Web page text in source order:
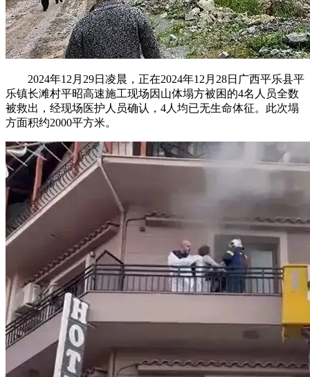
2024年12月29日凌晨，正在2024年12月28日广西平乐县平
乐镇长滩村平昭高速施工现场因山体塌方被困的4名人员全数
被救出，经现场医护人员确认，4人均已无生命体征。此次塌
方面积约2000平方米。